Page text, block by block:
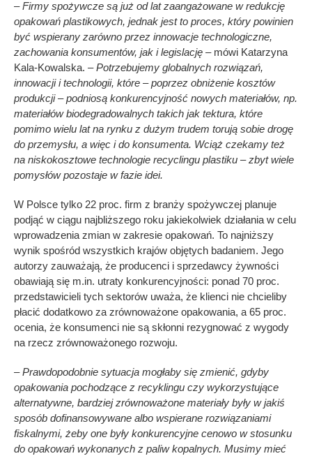
– Firmy spożywcze są już od lat zaangażowane w redukcję
opakowań plastikowych, jednak jest to proces, który powinien
być wspierany zarówno przez innowacje technologiczne,
zachowania konsumentów, jak i legislację –mówi Katarzyna
Kala-Kowalska. – Potrzebujemy globalnych rozwiązań,
innowacji i technologii, które – poprzez obniżenie kosztów
produkcji – podniosą konkurencyjność nowych materiałów, np.
materiałów biodegradowalnych takich jak tektura, które
pomimo wielu lat na rynku z dużym trudem torują sobie drogę
do przemysłu, a więc i do konsumenta. Wciąż czekamy też
na niskokosztowe technologie recyclingu plastiku – zbyt wiele
pomysłów pozostaje w fazie idei.
W Polsce tylko 22 proc. firm z branży spożywczej planuje
podjąć w ciągu najbliższego roku jakiekolwiek działania w celu
wprowadzenia zmian w zakresie opakowań. To najniższy
wynik spośród wszystkich krajów objętych badaniem. Jego
autorzy zauważają, że producenci i sprzedawcy żywności
obawiają się m.in. utraty konkurencyjności: ponad 70 proc.
przedstawicieli tych sektorów uważa, że klienci nie chcieliby
płacić dodatkowo za zrównoważone opakowania, a 65 proc.
ocenia, że konsumenci nie są skłonni rezygnować z wygody
na rzecz zrównoważonego rozwoju.
– Prawdopodobnie sytuacja mogłaby się zmienić, gdyby
opakowania pochodzące z recyklingu czy wykorzystujące
alternatywne, bardziej zrównoważone materiały były w jakiś
sposób dofinansowywane albo wspierane rozwiązaniami
fiskalnymi, żeby one były konkurencyjne cenowo w stosunku
do opakowań wykonanych z paliw kopalnych. Musimy mieć